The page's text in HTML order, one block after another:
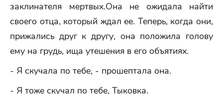
заклинателя мертвых.Она не ожидала найти
своего отца, который ждал ее. Теперь, когда они,
прижались друг к другу, она положила голову
ему на грудь, ища утешения в его объятиях.
- Я скучала по тебе, - прошептала она.
- Я тоже скучал по тебе, Тыковка.